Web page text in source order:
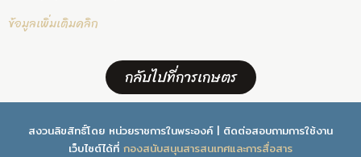
ข้อมูลเพิ่มเติมคลิก
กลับไปที่การเกษตร
สงวนลิขสิทธิ์โดย หน่วยราชการในพระองค์ | ติดต่อสอบถามการใช้งาน
เว็บไซต์ได้ที่ กองสนับสนุนสารสนเทศและการสื่อสาร